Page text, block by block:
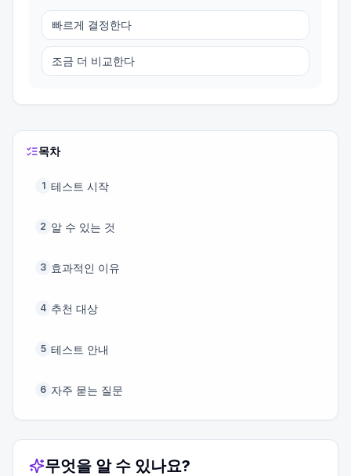
빠르게 결정한다
조금 더 비교한다
목차
1 테스트 시작
2 알 수 있는 것
3 효과적인 이유
4 추천 대상
5 테스트 안내
6 자주 묻는 질문
무엇을 알 수 있나요?